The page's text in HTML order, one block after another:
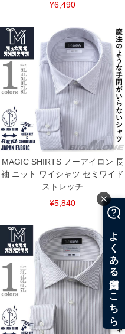
¥6,490
MAGIC SHIRTS ノーアイロン 長
袖 ニット ワイシャツ セミワイド
ストレッチ
¥5,840